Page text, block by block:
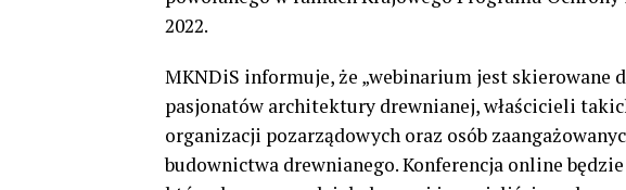
2022.
MKNDiS informuje, że „webinarium jest skierowane
pasjonatów architektury drewnianej, właścicieli
organizacji pozarządowych oraz osób
budownictwa drewnianego. Konferencja online